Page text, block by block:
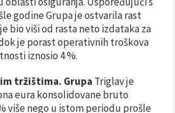
godine Grupa je ostvarila rast
bio viši od rasta neto izdataka za
je porast operativnih troškova
iznosio 4 %.
tržištima. Grupa Triglav je
eura konsolidovane bruto
više nego u istom periodu prošle